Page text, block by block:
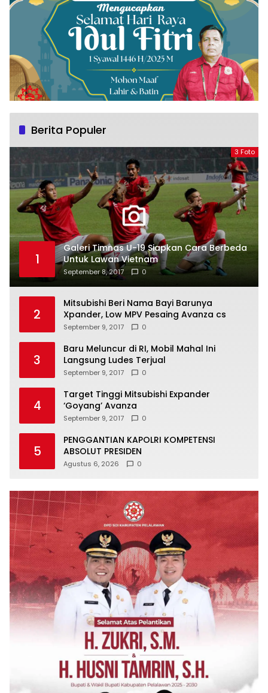
Berita Populer
3 Foto
1
Galeri Timnas U-19 Siapkan Cara Berbeda
Untuk Lawan Vietnam
September 8, 2017 0
2
Mitsubishi Beri Nama Bayi Barunya
Xpander, Low MPV Pesaing Avanza cs
September 9, 2017 0
3
Baru Meluncur di RI, Mobil Mahal Ini
Langsung Ludes Terjual
September 9, 2017 0
4
Target Tinggi Mitsubishi Expander
‘Goyang’ Avanza
September 9, 2017 0
5
PENGGANTIAN KAPOLRI KOMPETENSI
ABSOLUT PRESIDEN
Agustus 6, 2026 0